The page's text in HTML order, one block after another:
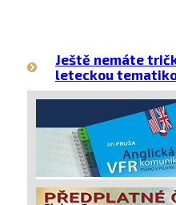
Ještě nemáte
leteckou